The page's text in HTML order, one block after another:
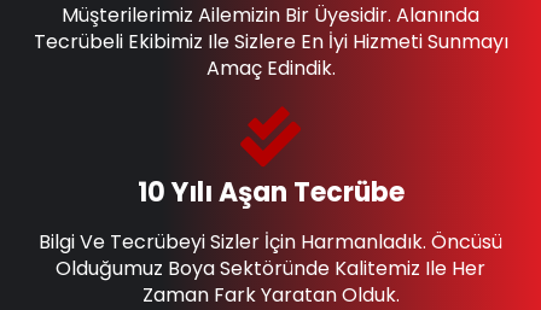
10 Yılı Aşan Tecrübe
Bilgi Ve Tecrübeyi Sizler İçin Harmanladık. Öncüsü
Olduğumuz Boya Sektöründe Kalitemiz Ile Her
Zaman Fark Yaratan Olduk.
Müşterilerimiz Ailemizin Bir Üyesidir. Alanında
Tecrübeli Ekibimiz Ile Sizlere En İyi Hizmeti Sunmayı
Amaç Edindik.